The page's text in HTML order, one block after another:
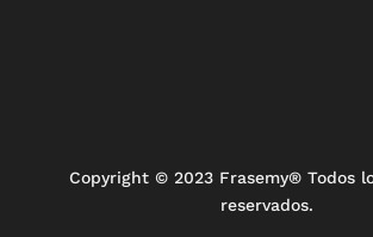
Copyright © 2023 Frasemy® Todos
reservados.